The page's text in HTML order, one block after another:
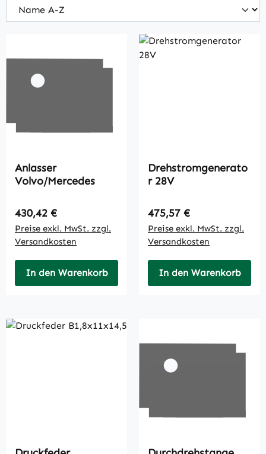
Anlasser
Volvo/Mercedes
Regulärer Preis:
430,42 €
Preise exkl. MwSt. zzgl.
Versandkosten
In den Warenkorb
Drehstromgenerato
r 28V
Regulärer Preis:
475,57 €
Preise exkl. MwSt. zzgl.
Versandkosten
In den Warenkorb